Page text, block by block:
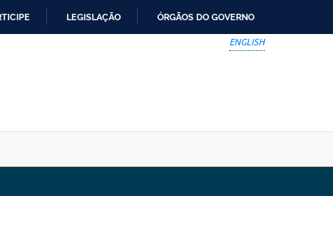
LEGISLAÇÃO ÓRGÃOS DO GOVERNO
ENGLISH